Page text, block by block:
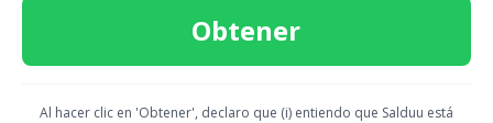
Al hacer clic en 'Obtener', declaro que (i) entiendo que Salduu está